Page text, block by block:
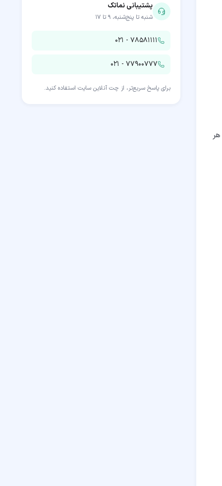
پشتیبانی نماتک
شنبه تا پنج‌شنبه، ۹ تا ۱۷
۰۲۱ - ۷۸۵۸۱۱۱۱
۰۲۱ - ۷۷۹۰۰۷۷۷
برای پاسخ سریع‌تر، از چت آنلاین سایت استفاده کنید.